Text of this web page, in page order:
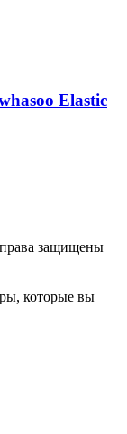
Elastic
защищены
которые вы